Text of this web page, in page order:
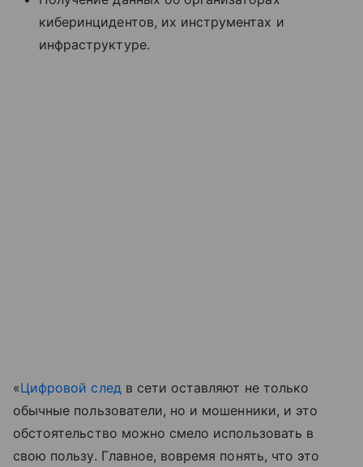
киберинцидентов, их инструментах и
инфраструктуре.
«Цифровой следв сети оставляют не только
обычные пользователи, но и мошенники, и это
обстоятельство можно смело использовать в
свою пользу. Главное, вовремя понять, что это